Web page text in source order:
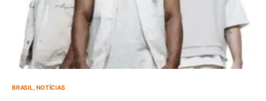
BRASIL NOTÍCIAS